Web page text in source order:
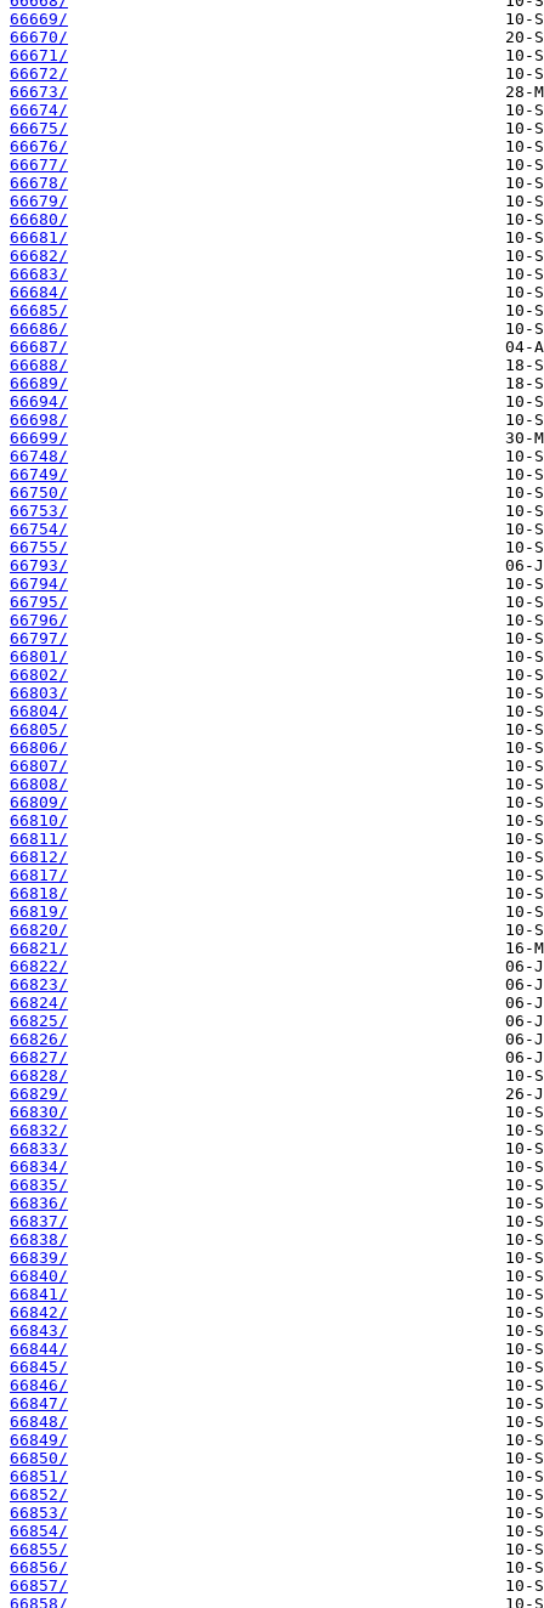
66669/
66670/
66671/
66672/
66673/
66674/
66675/
66676/
66677/
66678/
66679/
66680/
66681/
66682/
66683/
66684/
66685/
66686/
66687/
66688/
66689/
66694/
66698/
66699/
66748/
66749/
66750/
66753/
66754/
66755/
66793/
66794/
66795/
66796/
66797/
66801/
66802/
66803/
66804/
66805/
66806/
66807/
66808/
66809/
66810/
66811/
66812/
66817/
66818/
66819/
66820/
66821/
66822/
66823/
66824/
66825/
66826/
66827/
66828/
66829/
66830/
66832/
66833/
66834/
66835/
66836/
66837/
66838/
66839/
66840/
66841/
66842/
66843/
66844/
66845/
66846/
66847/
66848/
66849/
66850/
66851/
66852/
66853/
66854/
66855/
66856/
66857/
66858/